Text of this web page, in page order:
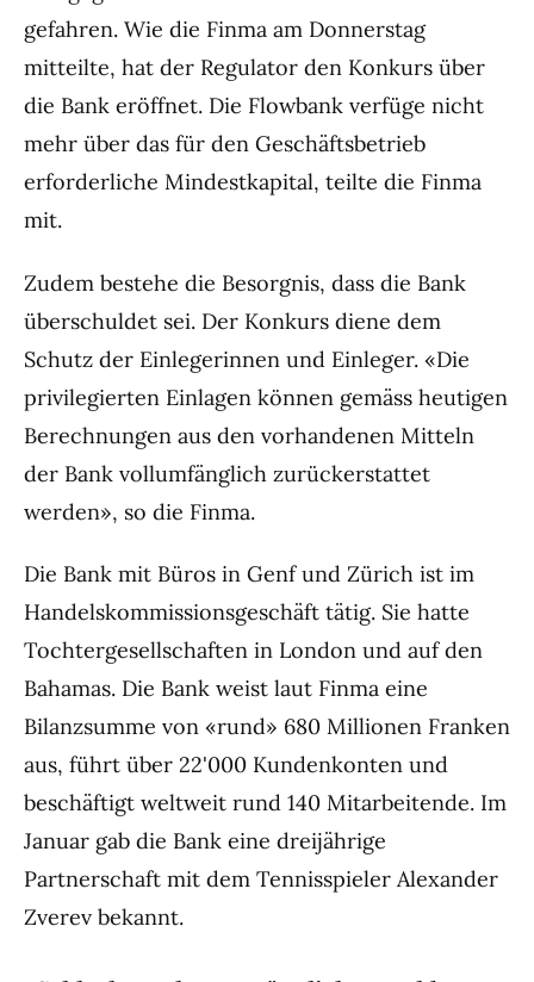
gefahren. Wie die Finma am Donnerstag
mitteilte, hat der Regulator den Konkurs über
die Bank eröffnet. Die Flowbank verfüge nicht
mehr über das für den Geschäftsbetrieb
erforderliche Mindestkapital, teilte die Finma
mit.
Zudem bestehe die Besorgnis, dass die Bank
überschuldet sei. Der Konkurs diene dem
Schutz der Einlegerinnen und Einleger. «Die
privilegierten Einlagen können gemäss heutigen
Berechnungen aus den vorhandenen Mitteln
der Bank vollumfänglich zurückerstattet
werden», so die Finma.
Die Bank mit Büros in Genf und Zürich ist im
Handelskommissionsgeschäft tätig. Sie hatte
Tochtergesellschaften in London und auf den
Bahamas. Die Bank weist laut Finma eine
Bilanzsumme von «rund» 680 Millionen Franken
aus, führt über 22'000 Kundenkonten und
beschäftigt weltweit rund 140 Mitarbeitende. Im
Januar gab die Bank eine dreijährige
Partnerschaft mit dem Tennisspieler Alexander
Zverev bekannt.